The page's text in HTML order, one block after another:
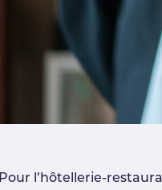
Pour l’hôtellerie-